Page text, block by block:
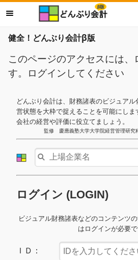
健全！どんぶり会計β版
このページのアクセスには
す。ログインしてください
どんぶり会計は、財務諸表のビジュア
営状態を大枠で捉えることを可能にしま
会社の経営や評価に役立てましょう。
監修 慶應義塾大学大学院経営管理研究
ログイン (LOGIN)
ビジュアル財務諸表などのコンテンツ
はログインが必要で
ＩＤ：